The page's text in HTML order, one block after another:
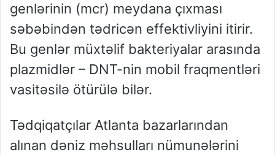
genlərinin (mcr) meydana çıxması
səbəbindən tədricən effektivliyini itirir.
Bu genlər müxtəlif bakteriyalar arasında
plazmidlər – DNT-nin mobil fraqmentləri
vasitəsilə ötürülə bilər.
Tədqiqatçılar Atlanta bazarlarından
alınan dəniz məhsulları nümunələrini